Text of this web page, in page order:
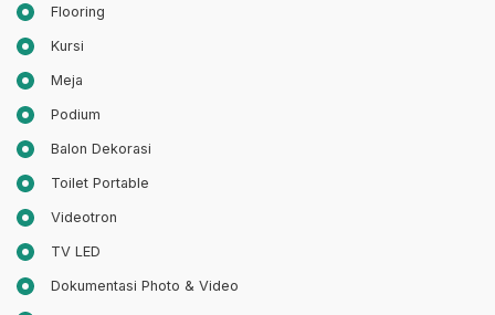
Flooring
Kursi
Meja
Podium
Balon Dekorasi
Toilet Portable
Videotron
TV LED
Dokumentasi Photo & Video